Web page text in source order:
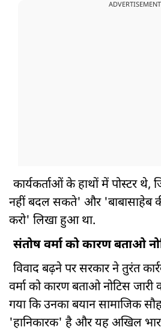
ADVERTISEMENT
कार्यकर्ताओं के हाथों में पोस्टर
नहीं बदल सकते' और 'बाबासाहेब की
करो' लिखा हुआ था.
संतोष वर्मा को कारण बताओ
विवाद बढ़ने पर सरकार ने तुरंत
वर्मा को कारण बताओ नोटिस जारी
गया कि उनका बयान सामाजिक
'हानिकारक' है और यह अखिल